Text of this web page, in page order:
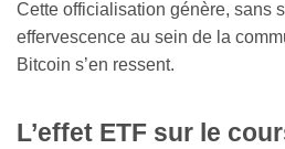
Cette officialisation génère, sans
effervescence au sein de la
Bitcoin s’en ressent.
L’effet ETF sur le